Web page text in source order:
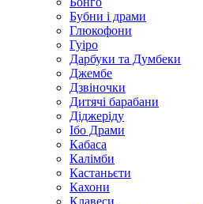
Бубни і драми
Глюкофони
Гуіро
Дарбуки та Думбеки
Джембе
Дзвіночки
Дитячі барабани
Діджеріду
Ібо Драми
Кабаса
Калімби
Кастаньєти
Кахони
Клавеси